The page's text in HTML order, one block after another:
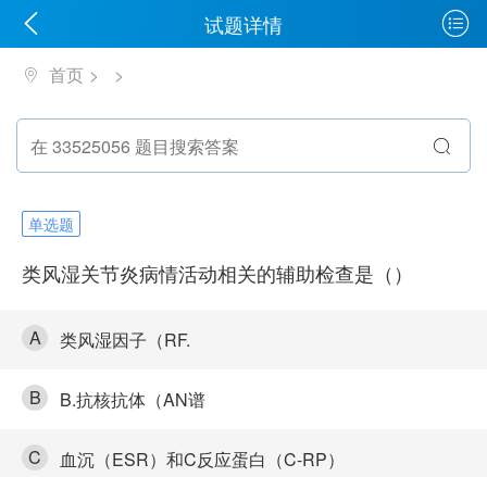
试题详情
首页
单选题
类风湿关节炎病情活动相关的辅助检查是（）
A 类风湿因子（RF.
B B.抗核抗体（AN谱
C 血沉（ESR）和C反应蛋白（C-RP）